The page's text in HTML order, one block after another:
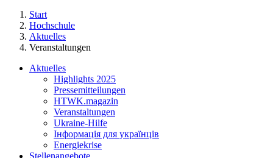
Start
Hochschule
Aktuelles
Veranstaltungen
Aktuelles
Highlights 2025
Pressemitteilungen
HTWK.magazin
Veranstaltungen
Ukraine-Hilfe
Інформація для українців
Energiekrise